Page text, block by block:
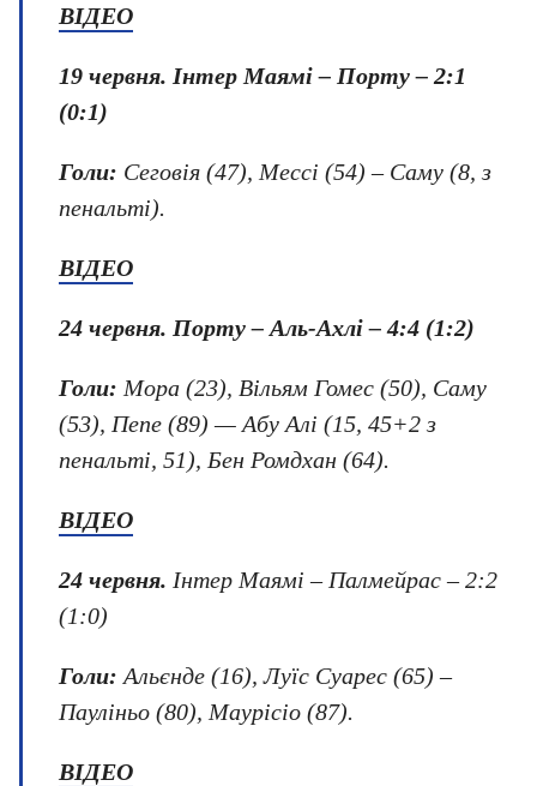
ВІДЕО
19 червня. Інтер Маямі – Порту – 2:1
(0:1)
Голи: Сеговія (47), Мессі (54) – Саму (8, з
пенальті).
ВІДЕО
24 червня. Порту – Аль-Ахлі – 4:4 (1:2)
Голи: Мора (23), Вільям Гомес (50), Саму
(53), Пепе (89) — Абу Алі (15, 45+2 з
пенальті, 51), Бен Ромдхан (64).
ВІДЕО
24 червня. Інтер Маямі – Палмейрас – 2:2
(1:0)
Голи: Альєнде (16), Луїс Суарес (65) –
Пауліньо (80), Маурісіо (87).
ВІДЕО